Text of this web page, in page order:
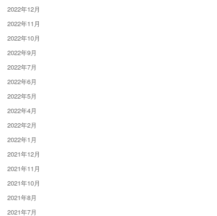
2022年12月
2022年11月
2022年10月
2022年9月
2022年7月
2022年6月
2022年5月
2022年4月
2022年2月
2022年1月
2021年12月
2021年11月
2021年10月
2021年8月
2021年7月